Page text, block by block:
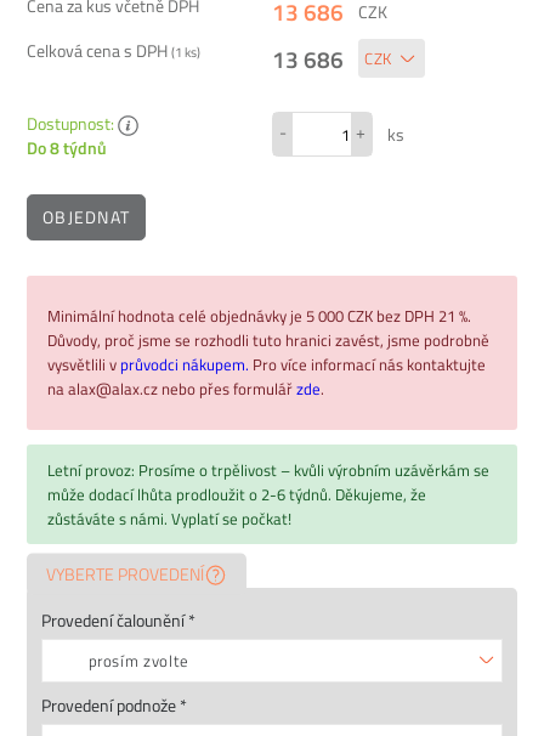
Cena za kus včetně DPH
13 686
CZK
Celková cena s DPH(1ks) 13 686
Dostupnost:
Do 8 týdnů
- + ks
OBJEDNAT
Minimální hodnota celé objednávky je 5 000 CZK bez DPH 21 %.
Důvody, proč jsme se rozhodli tuto hranici zavést, jsme podrobně
vysvětlili v průvodci nákupem. Pro více informací nás kontaktujte
na alax@alax.cz nebo přes formulářzde.
Letní provoz: Prosíme o trpělivost – kvůli výrobním uzávěrkám se
může dodací lhůta prodloužit o 2-6 týdnů. Děkujeme, že
zůstáváte s námi. Vyplatí se počkat!
VYBERTE PROVEDENÍ
Provedení čalounění *
prosím zvolte
Provedení podnože *